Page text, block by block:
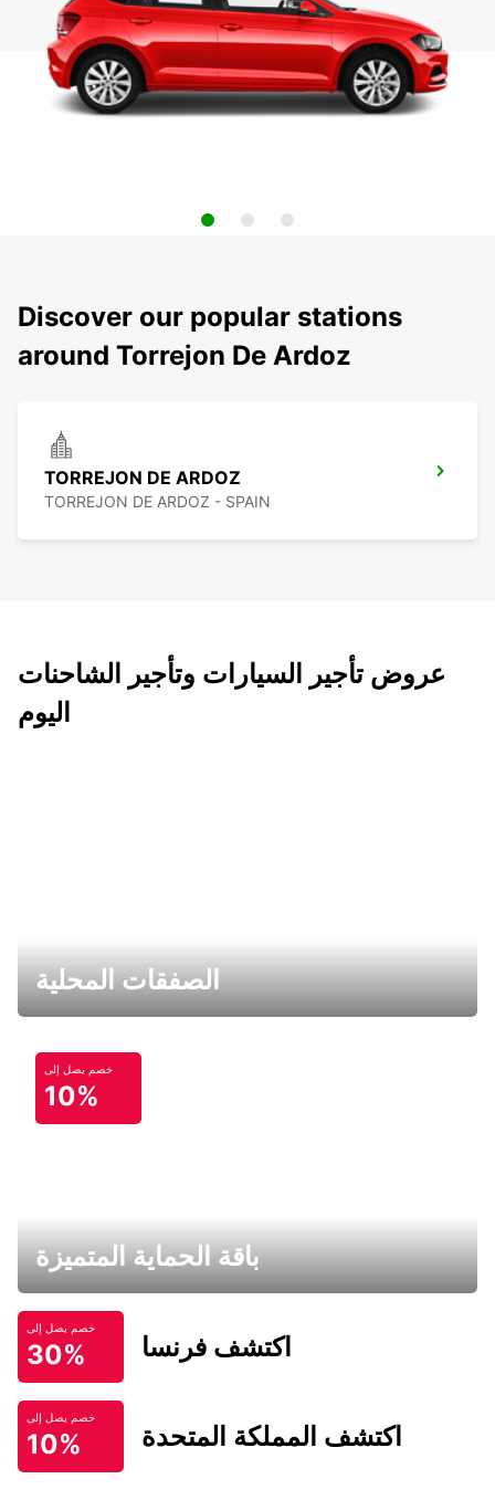
Discover our popular stations
around Torrejon De Ardoz
TORREJON DE ARDOZ
TORREJON DE ARDOZ - SPAIN
عروض تأجير السيارات وتأجير الشاحنات
اليوم
الصفقات المحلية
خصم يصل إلى
10%
باقة الحماية المتميزة
خصم يصل إلى
30% اكتشف فرنسا
خصم يصل إلى
10% اكتشف المملكة المتحدة